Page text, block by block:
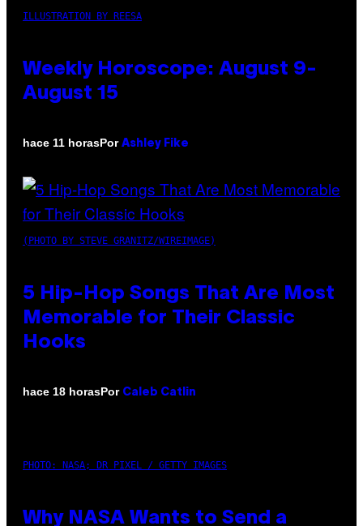
ILLUSTRATION BY REESA
Weekly Horoscope: August 9-
August 15
hace 11 horasPor Ashley Fike
(PHOTO BY STEVE GRANITZ/WIREIMAGE)
5 Hip-Hop Songs That Are Most
Memorable for Their Classic
Hooks
hace 18 horasPor Caleb Catlin
PHOTO: NASA; DR PIXEL / GETTY IMAGES
Why NASA Wants to Send a